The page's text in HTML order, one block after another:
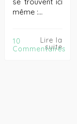
même :…
10
Commentaires
Lire la
suite